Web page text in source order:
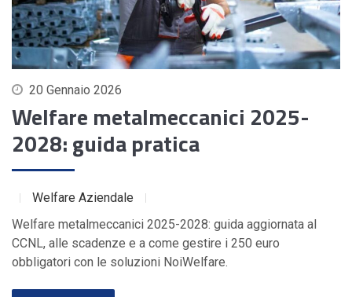
20 Gennaio 2026
Welfare metalmeccanici 2025-
2028: guida pratica
Welfare Aziendale
Welfare metalmeccanici 2025-2028: guida aggiornata al
CCNL, alle scadenze e a come gestire i 250 euro
obbligatori con le soluzioni NoiWelfare.